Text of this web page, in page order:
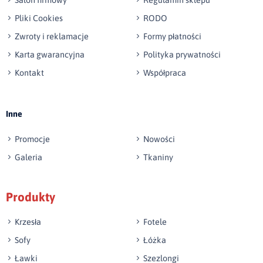
Wyślij opinię
Pliki Cookies
RODO
Zwroty i reklamacje
Formy płatności
Karta gwarancyjna
Polityka prywatności
Kontakt
Współpraca
Inne
Promocje
Nowości
Galeria
Tkaniny
Produkty
Krzesła
Fotele
Sofy
Łóżka
Ławki
Szezlongi